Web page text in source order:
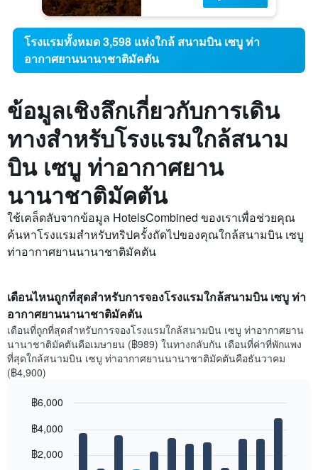
โรงแรมทั้งหมด 3,598 แห่งใกล้ สนามบิน เซบู ท่า
อากาศยานนานาชาติมัคตัน
ข้อมูลเชิงลึกเกี่ยวกับการเดิน
ทางสำหรับโรงแรมใกล้สนาม
บิน เซบู ท่าอากาศยาน
นานาชาติมัคตัน
ใช้เคล็ดลับจากข้อมูล HotelsCombined ของเราเพื่อช่วยคุณ
ค้นหาโรงแรมสำหรับทริปครั้งถัดไปของคุณใกล้สนามบิน เซบู
ท่าอากาศยานนานาชาติมัคตัน
เดือนไหนถูกที่สุดสำหรับการจองโรงแรมใกล้สนามบิน เซบู ท่า
อากาศยานนานาชาติมัคตัน
เดือนที่ถูกที่สุดสำหรับการจองโรงแรมใกล้สนามบิน เซบู ท่าอากาศยาน
นานาชาติมัคตันคือเมษายน (฿989) ในทางกลับกัน เดือนที่ค่าที่พักแพง
ที่สุดใกล้สนามบิน เซบู ท่าอากาศยานนานาชาติมัคตันคือธันวาคม
(฿4,900)
chart
12
bars.
graphic.
฿2,000
฿4,000
฿6,000